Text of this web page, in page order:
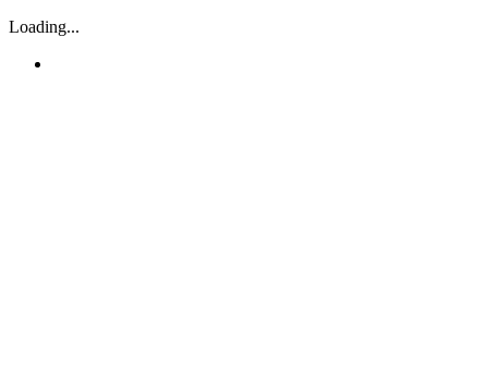
Loading...